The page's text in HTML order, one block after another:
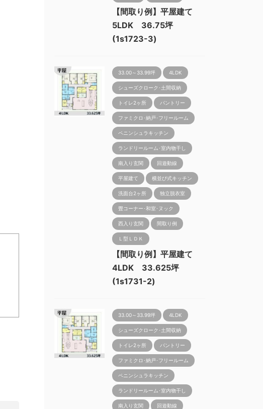
【間取り例】平屋建て
5LDK 36.75坪
(1s1723-3)
33.00～33.99坪 4LDK
シューズクローク･土間収納
トイレ2ヶ所 パントリー
ファミクロ･納戸･フリールーム
ペニンシュラキッチン
ランドリールーム･室内物干し
南入り玄関 回遊動線
平屋建て 横並び式キッチン
洗面台2ヶ所 独立脱衣室
畳コーナー･和室･ヌック
西入り玄関 間取り例
Ｌ型ＬＤＫ
【間取り例】平屋建て
4LDK 33.625坪
(1s1731-2)
33.00～33.99坪 4LDK
シューズクローク･土間収納
トイレ2ヶ所 パントリー
ファミクロ･納戸･フリールーム
ペニンシュラキッチン
ランドリールーム･室内物干し
南入り玄関 回遊動線